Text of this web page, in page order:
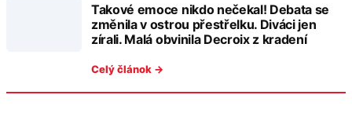
Takové emoce nikdo nečekal! Debata se
změnila v ostrou přestřelku. Diváci jen
zírali. Malá obvinila Decroix z kradení
Celý článok →